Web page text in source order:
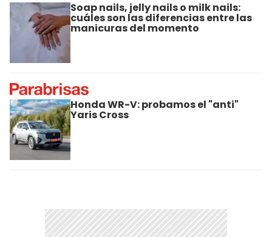
Soap nails, jelly nails o milk nails:
cuáles son las diferencias entre las
manicuras del momento
Honda WR-V: probamos el "anti"
Yaris Cross